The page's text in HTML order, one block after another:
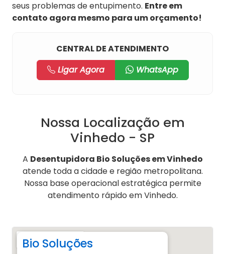
seus problemas de entupimento. Entre em
contato agora mesmo para um orçamento!
CENTRAL DE ATENDIMENTO
Ligar Agora
WhatsApp
Nossa Localização em
Vinhedo - SP
A Desentupidora Bio Soluções em Vinhedo
atende toda a cidade e região metropolitana.
Nossa base operacional estratégica permite
atendimento rápido em Vinhedo.
Bio Soluções